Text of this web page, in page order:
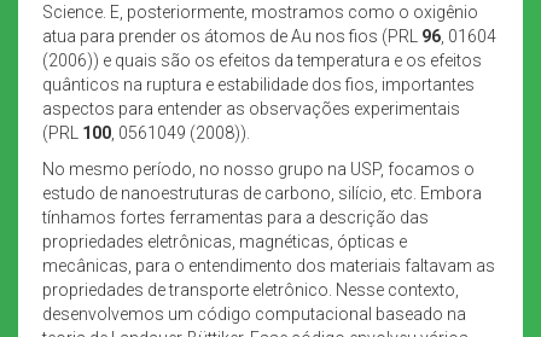
Science. E, posteriormente, mostramos como o oxigênio
atua para prender os átomos de Au nos fios (PRL 96 , 01604
(2006)) e quais são os efeitos da temperatura e os efeitos
quânticos na ruptura e estabilidade dos fios, importantes
aspectos para entender as observações experimentais
(PRL 100 , 0561049 (2008)).
No mesmo período, no nosso grupo na USP, focamos o
estudo de nanoestruturas de carbono, silício, etc. Embora
tínhamos fortes ferramentas para a descrição das
propriedades eletrônicas, magnéticas, ópticas e
mecânicas, para o entendimento dos materiais faltavam as
propriedades de transporte eletrônico. Nesse contexto,
desenvolvemos um código computacional baseado na